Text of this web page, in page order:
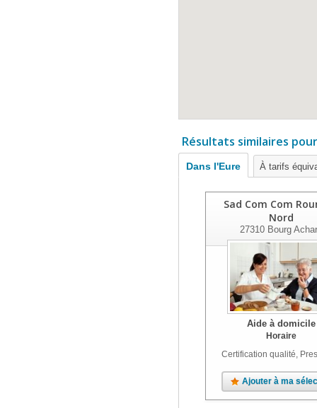
Résultats similaires
Dans l'Eure À tarifs
Sad Com Com
Nord
27310 Bourg
Aide à domicile
Horaire
Certification qualité,
Ajouter à ma